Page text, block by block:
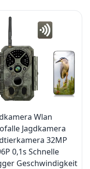
Wlan
Jagdkamera
32MP
0,1s Schnelle
Geschwindigkeit